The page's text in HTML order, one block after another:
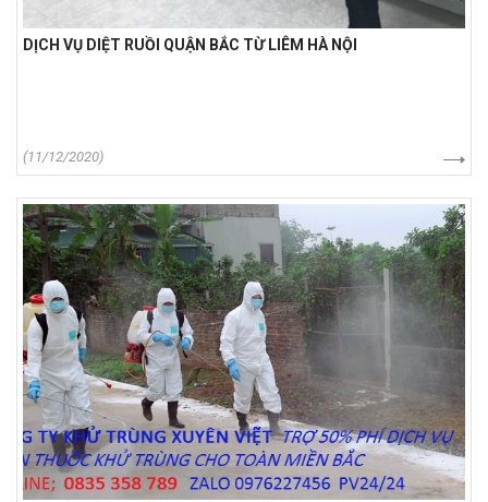
DỊCH VỤ DIỆT RUỒI QUẬN BẮC TỪ LIÊM HÀ NỘI
(11/12/2020)